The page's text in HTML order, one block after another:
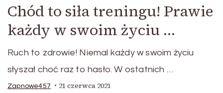
Chód to siła treningu! Prawie
każdy w swoim życiu …
Ruch to zdrowie! Niemal każdy w swoim życiu
słyszał choć raz to hasło. W ostatnich …
Zapnowe457 21 czerwca 2021